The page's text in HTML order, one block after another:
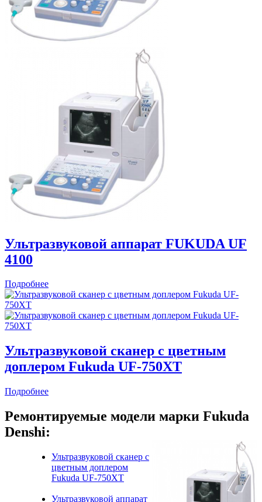
Ультразвуковой аппарат FUKUDA UF
4100
Подробнее
Ультразвуковой сканер с цветным
доплером Fukuda UF-750XT
Подробнее
Ремонтируемые модели марки Fukuda
Denshi:
Ультразвуковой сканер с
цветным доплером
Fukuda UF-750XT
Ультразвуковой аппарат